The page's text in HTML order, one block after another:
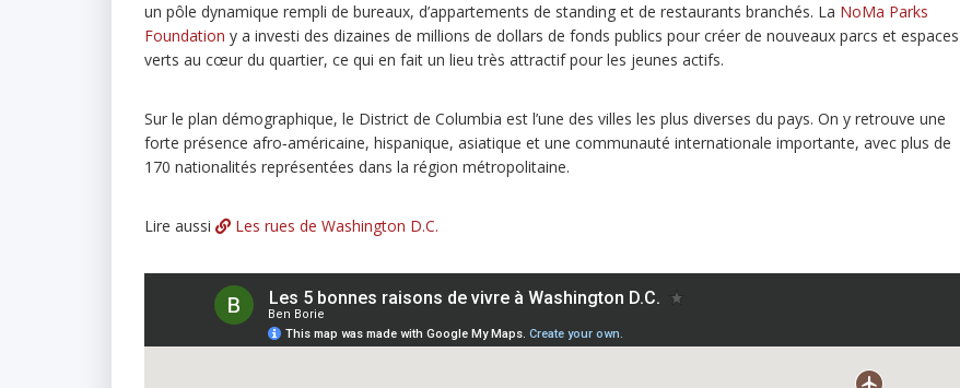
un pôle dynamique rempli de bureaux, d’appartements de standing et de restaurants branchés. La NoMa Parks
Foundation y a investi des dizaines de millions de dollars de fonds publics pour créer de nouveaux parcs et espaces
verts au cœur du quartier, ce qui en fait un lieu très attractif pour les jeunes actifs.
Sur le plan démographique, le District de Columbia est l’une des villes les plus diverses du pays. On y retrouve une
forte présence afro‑américaine, hispanique, asiatique et une communauté internationale importante, avec plus de
170 nationalités représentées dans la région métropolitaine.
Lire aussi Les rues de Washington D.C.